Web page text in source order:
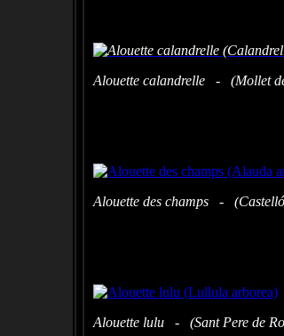
Alouette calandrelle - (Mollet
Alouette des champs - (
Alouette lulu - (Sant Pere de